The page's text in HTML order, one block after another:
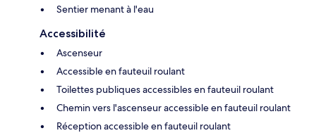
Sentier menant à l'eau
Accessibilité
Ascenseur
Accessible en fauteuil roulant
Toilettes publiques accessibles en fauteuil roulant
Chemin vers l'ascenseur accessible en fauteuil roulant
Réception accessible en fauteuil roulant